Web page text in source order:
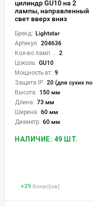
цилиндр GU10 на 2
лампы, направленный
свет вверх вниз
Бренд: Lightstar
Артикул: 204636
2
Цоколь: GU10
Мощность вт: 9
Защита IP: 20 (для сухих пом.)
Высота: 150 мм
Длина: 73 мм
Ширина: 60 мм
Диаметр: 60 мм
НАЛИЧИЕ: 49 ШТ.
+39 бонус(ов)